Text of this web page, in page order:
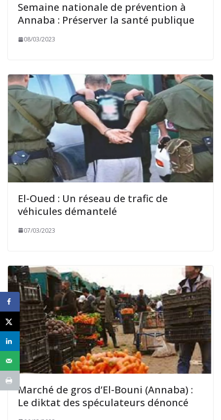
Semaine nationale de prévention à
Annaba : Préserver la santé publique
08/03/2023
El-Oued : Un réseau de trafic de
véhicules démantelé
07/03/2023
Marché de gros d’El-Bouni (Annaba) :
Le diktat des spéculateurs dénoncé